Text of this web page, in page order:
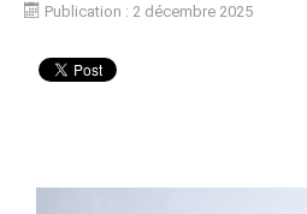
Publication : 2 décembre 2025